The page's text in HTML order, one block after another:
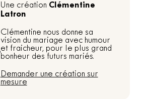
Une création Clémentine
Latron
Clémentine nous donne sa
vision du mariage avec humour
et fraicheur, pour le plus grand
bonheur des futurs mariés.
Demander une création sur
mesure